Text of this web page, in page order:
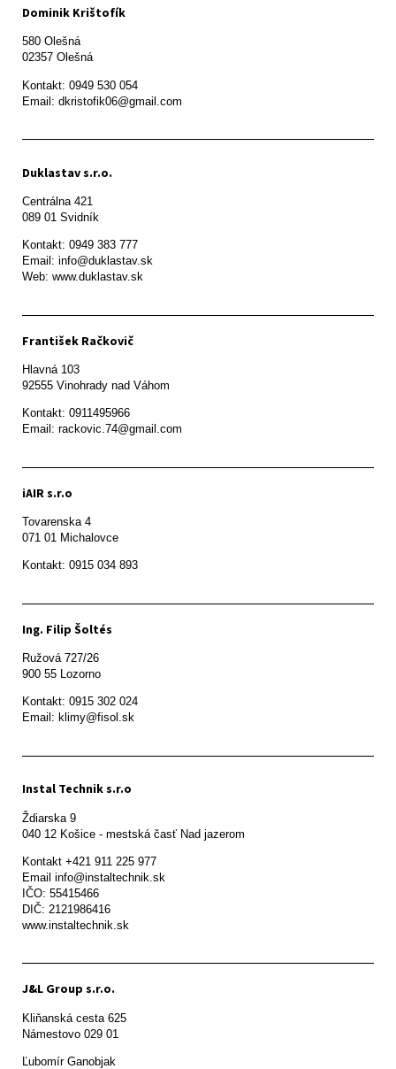
Dominik Krištofík
580 Olešná
Kontakt: 0949 530 054
Email: dkristofik06@gmail.com
Duklastav s.r.o.
Centrálna 421
089 01 Svidník
Kontakt: 0949 383 777
Email: info@duklastav.sk
Web: www.duklastav.sk
František Račkovič
Hlavná 103
92555 Vinohrady nad Váhom
Kontakt: 0911495966
Email: rackovic.74@gmail.com
iAIR s.r.o
Tovarenska 4
071 01 Michalovce
Ing. Filip Šoltés
Ružová 727/26
900 55 Lozorno
Kontakt: 0915 302 024
Email: klimy@fisol.sk
Instal Technik s.r.o
Ždiarska 9
Kontakt +421 911 225 977
Email info@instaltechnik.sk
IČO: 55415466
DIČ: 2121986416
www.instaltechnik.sk
J&L Group s.r.o.
Kliňanská cesta 625
Námestovo 029 01
Ľubomír Ganobjak